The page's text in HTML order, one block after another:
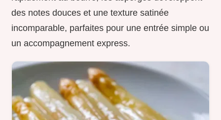
des notes douces et une texture satinée
incomparable, parfaites pour une entrée simple ou
un accompagnement express.